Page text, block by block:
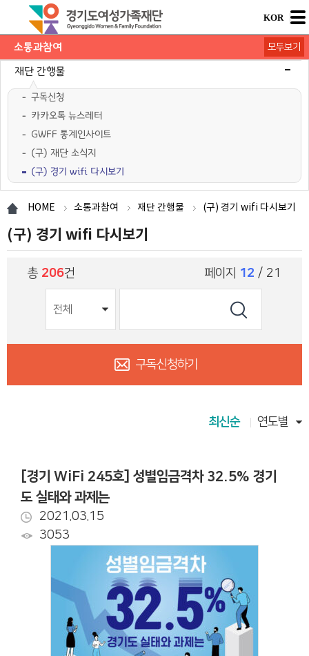
KOR
소통과참여
공지사항
채용공고
모집/행사
카드뉴스
언론보도
도민의 의견
재단 간행물
구독신청
카카오톡 뉴스레터
GWFF 통계인사이트
(구) 재단 소식지
(구) 경기 wifi 다시보기
모두보기
HOME 소통과참여 재단 간행물 (구) 경기 wifi 다시보기
(구) 경기 wifi 다시보기
총 206건 페이지 12 / 21
구독신청하기
최신순 연도별
[경기 WiFi 245호] 성별임금격차 32.5% 경기
도 실태와 과제는
2021.03.15
3053